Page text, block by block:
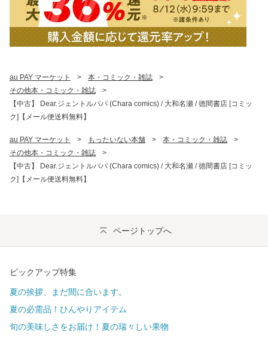
au PAY マーケット > 本・コミック・雑誌
>
その他本・コミック・雑誌
>
【中古】 Dear.ジェントルパパ (Chara comics) / 大和名瀬 / 徳間書店 [コミッ
ク]【メール便送料無料】
au PAY マーケット > もったいない本舗 > 本・コミック・雑誌
>
その他本・コミック・雑誌
>
【中古】 Dear.ジェントルパパ (Chara comics) / 大和名瀬 / 徳間書店 [コミッ
ク]【メール便送料無料】
ページトップへ
ピックアップ特集
夏の挨拶、まだ間に合います。
夏の必需品！ひんやりアイテム
旬の美味しさをお届け！夏の瑞々しい果物